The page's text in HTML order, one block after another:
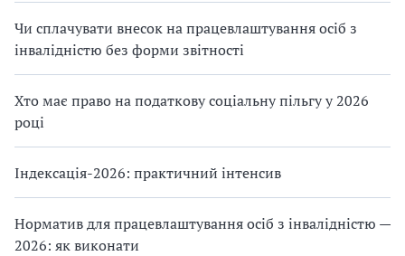
Чи сплачувати внесок на працевлаштування осіб з
інвалідністю без форми звітності
Хто має право на податкову соціальну пільгу у 2026
році
Індексація-2026: практичний інтенсив
Норматив для працевлаштування осіб з інвалідністю —
2026: як виконати